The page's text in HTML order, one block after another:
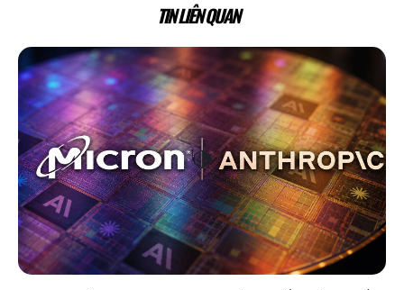
TIN LIÊN QUAN